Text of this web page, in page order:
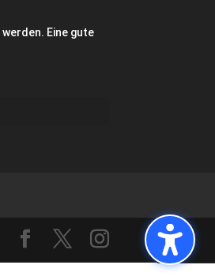
Eine gute